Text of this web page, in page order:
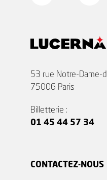
53 rue Notre-Dame-
75006 Paris
Billetterie :
01 45 44 57 34
CONTACTEZ-NOUS